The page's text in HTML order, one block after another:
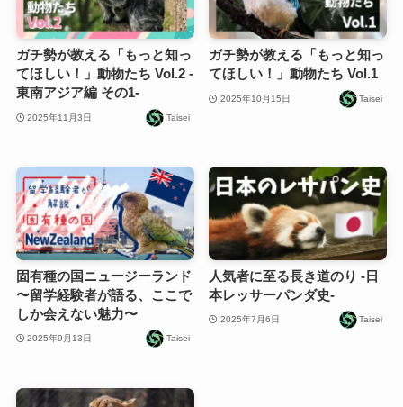
ガチ勢が教える「もっと知っ
てほしい！」動物たち Vol.2 -
東南アジア編 その1-
2025年11月3日 Taisei
ガチ勢が教える「もっと知っ
てほしい！」動物たち Vol.1
2025年10月15日 Taisei
固有種の国ニュージーランド
〜留学経験者が語る、ここで
しか会えない魅力〜
2025年9月13日 Taisei
人気者に至る長き道のり -日
本レッサーパンダ史-
2025年7月6日 Taisei